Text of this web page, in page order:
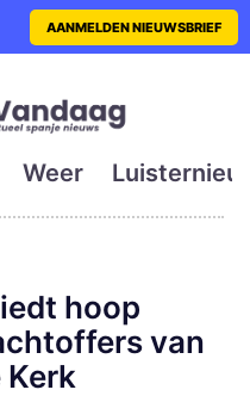
de eerste
AANMELDEN NIEUWSBRIEF
Weer
hoop
van